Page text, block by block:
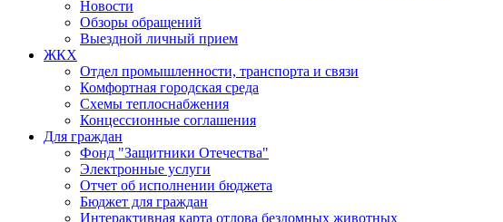
Новости
Обзоры обращений
Выездной личный прием
ЖКХ
Отдел промышленности, транспорта и связи
Комфортная городская среда
Схемы теплоснабжения
Концессионные соглашения
Для граждан
Фонд "Защитники Отечества"
Электронные услуги
Отчет об исполнении бюджета
Бюджет для граждан
Интерактивная карта отлова бездомных животных